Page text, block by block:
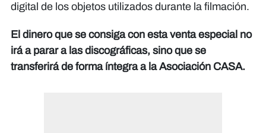
digital de los objetos utilizados durante la filmación.
El dinero que se consiga con esta venta especial no
irá a parar a las discográficas, sino que se
transferirá de forma íntegra a la Asociación CASA.